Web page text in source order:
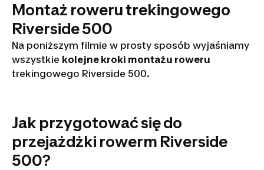
Montaż roweru trekingowego
Riverside 500
Na poniższym filmie w prosty sposób wyjaśniamy
wszystkie kolejne kroki montażu roweru
trekingowego Riverside 500.
montaż
riverside
Jak przygotować się do
przejażdżki rowerm Riverside
500?
przygotowanie
do jazdy